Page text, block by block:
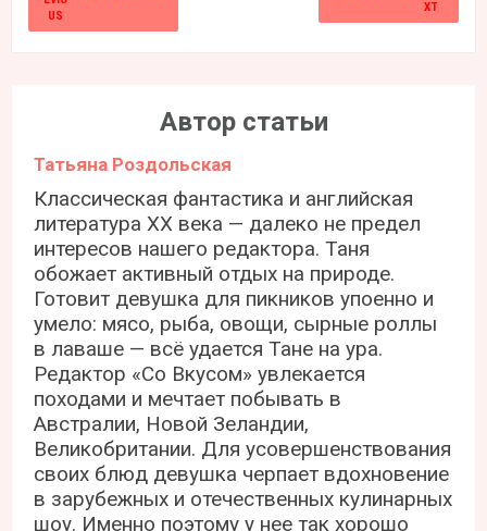
Автор статьи
Татьяна Роздольская
Классическая фантастика и английская
литература ХХ века — далеко не предел
интересов нашего редактора. Таня
обожает активный отдых на природе.
Готовит девушка для пикников упоенно и
умело: мясо, рыба, овощи, сырные роллы
в лаваше — всё удается Тане на ура.
Редактор «Со Вкусом» увлекается
походами и мечтает побывать в
Австралии, Новой Зеландии,
Великобритании. Для усовершенствования
своих блюд девушка черпает вдохновение
в зарубежных и отечественных кулинарных
шоу. Именно поэтому у нее так хорошо